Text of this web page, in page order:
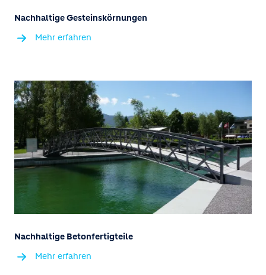
Nachhaltige Gesteinskörnungen
Mehr erfahren
Nachhaltige Betonfertigteile
Mehr erfahren